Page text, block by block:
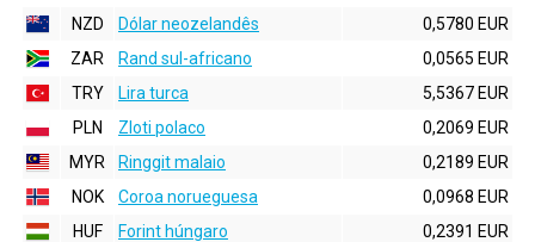
NZD
Dólar neozelandês
0,5780 EUR
ZAR
Rand sul-africano
0,0565 EUR
TRY
Lira turca
5,5367 EUR
PLN
Zloti polaco
0,2069 EUR
MYR
Ringgit malaio
0,2189 EUR
NOK
Coroa norueguesa
0,0968 EUR
HUF
Forint húngaro
0,2391 EUR